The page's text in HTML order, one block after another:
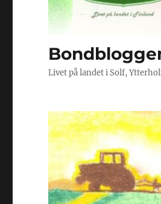
Livet på landet i Solf,